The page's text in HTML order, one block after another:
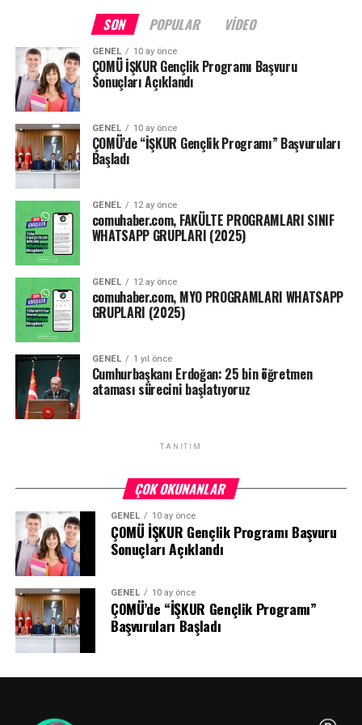
seçmeli çevrimiçi sınavlar, ödevler, çevrimiçi kısa sınavlar,
projeler, Öğrenme Yönetim Sistemi (ÖYS) etkinlikleri, ÖYS
kullanım analitikleri ve benzeri uygulamaların
kullanılabilmesine,
Yarıyıl sonu, tek ders, tez izleme, yeterlilik sınavı gibi
sınavların ise ne zaman ve nasıl yapılacağının
yükseköğretim kurumlarının yetkili kurulları tarafından
belirlenmesine karar verilmiştir.”
Kaynak: ensonhaber.com
Facebook
Mastodon
EmailShare
SON POPULAR VIDEO
GENEL 10 ay önce
ÇOMÜ İŞKUR Gençlik Programı Başvuru
Sonuçları Açıklandı
GENEL 10 ay önce
ÇOMÜ’de “İŞKUR Gençlik Programı” Başvuruları
Başladı
GENEL 12 ay önce
comuhaber.com, FAKÜLTE PROGRAMLARI SINIF
WHATSAPP GRUPLARI (2025)
GENEL 12 ay önce
comuhaber.com, MYO PROGRAMLARI WHATSAPP
GRUPLARI (2025)
GENEL 1 yıl önce
Cumhurbaşkanı Erdoğan: 25 bin öğretmen
ataması sürecini başlatıyoruz
TANITIM
ÇOK OKUNANLAR
GENEL 10 ay önce
ÇOMÜ İŞKUR Gençlik Programı Başvuru
Sonuçları Açıklandı
GENEL 10 ay önce
ÇOMÜ’de “İŞKUR Gençlik Programı”
Başvuruları Başladı